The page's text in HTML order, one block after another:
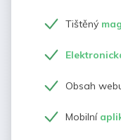
Tištěný
Obsah
Mobilní